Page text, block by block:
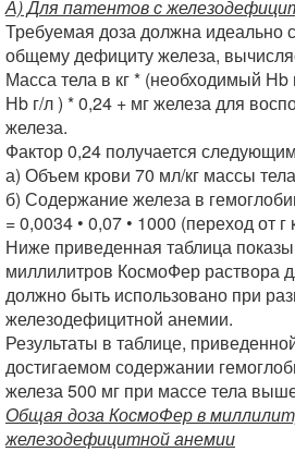
А) Для патентов с
Требуемая доза должна идеально
общему дефициту железа,
Масса тела в кг * (необходимый Нb
Нb г/л ) * 0,24 + мг железа для
железа.
Фактор 0,24 получается
а) Объем крови 70 мл/кг массы
б) Содержание железа в
= 0,0034 • 0,07 • 1000 (переход от г
Ниже приведенная таблица
миллилитров КосмоФер раствора
должно быть использовано при
железодефицитной анемии.
Результаты в таблице,
достигаемом содержании
железа 500 мг при массе тела
Общая доза КосмоФер в
железодефицитной анемии